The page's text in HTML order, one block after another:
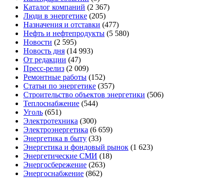
Каталог компаний (2 367)
Люди в энергетике (205)
Назначения и отставки (477)
Нефть и нефтепродукты (5 580)
Новости (2 595)
Новость дня (14 993)
От редакции (47)
Пресс-релиз (2 009)
Ремонтные работы (152)
Статьи по энергетике (357)
Строительство объектов энергетики (506)
Теплоснабжение (544)
Уголь (651)
Электротехника (300)
Электроэнергетика (6 659)
Энергетика в быту (33)
Энергетика и фондовый рынок (1 623)
Энергетические СМИ (18)
Энергосбережение (263)
Энергоснабжение (862)